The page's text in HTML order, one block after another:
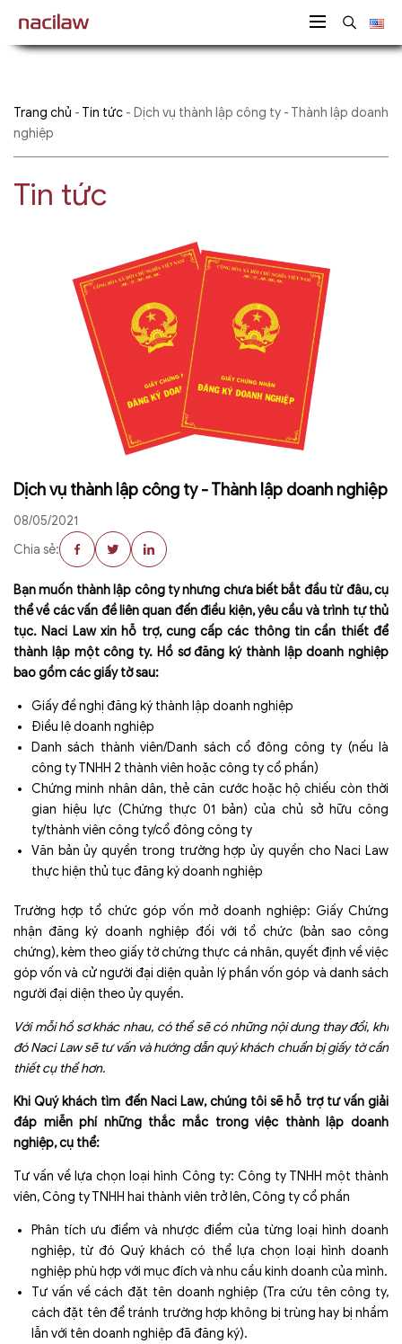
Trang chủ - Tin tức - Dịch vụ thành lập công ty - Thành lập doanh
nghiệp
Tin tức
Dịch vụ thành lập công ty - Thành lập doanh nghiệp
08/05/2021
Chia sẻ:
Bạn muốn thành lập công ty nhưng chưa biết bắt đầu từ đâu, cụ
thể về các vấn đề liên quan đến điều kiện, yêu cầu và trình tự thủ
tục. Naci Law xin hỗ trợ, cung cấp các thông tin cần thiết để
thành lập một công ty. Hồ sơ đăng ký thành lập doanh nghiệp
bao gồm các giấy tờ sau:
Giấy đề nghị đăng ký thành lập doanh nghiệp
Điều lệ doanh nghiệp
Danh sách thành viên/Danh sách cổ đông công ty (nếu là
công ty TNHH 2 thành viên hoặc công ty cổ phần)
Chứng minh nhân dân, thẻ căn cước hoặc hộ chiếu còn thời
gian hiệu lực (Chứng thực 01 bản) của chủ sở hữu công
ty/thành viên công ty/cổ đông công ty
Văn bản ủy quyền trong trường hợp ủy quyền cho Naci Law
thực hiện thủ tục đăng ký doanh nghiệp
Trường hợp tổ chức góp vốn mở doanh nghiệp: Giấy Chứng
nhận đăng ký doanh nghiệp đối với tổ chức (bản sao công
chứng), kèm theo giấy tờ chứng thực cá nhân, quyết định về việc
góp vốn và cử người đại diện quản lý phần vốn góp và danh sách
người đại diện theo ủy quyền.
Với mỗi hồ sơ khác nhau, có thể sẽ có những nội dung thay đổi, khi
đó Naci Law sẽ tư vấn và hướng dẫn quý khách chuẩn bị giấy tờ cần
thiết cụ thể hơn.
Khi Quý khách tìm đến Naci Law, chúng tôi sẽ hỗ trợ tư vấn giải
đáp miễn phí những thắc mắc trong việc thành lập doanh
nghiệp, cụ thể:
Tư vấn về lựa chọn loại hình Công ty: Công ty TNHH một thành
viên, Công ty TNHH hai thành viên trở lên, Công ty cổ phần
Phân tích ưu điểm và nhược điểm của từng loại hình doanh
nghiệp, từ đó Quý khách có thể lựa chọn loại hình doanh
nghiệp phù hợp với mục đích và nhu cầu kinh doanh của mình.
Tư vấn về cách đặt tên doanh nghiệp (Tra cứu tên công ty,
cách đặt tên để tránh trường hợp không bị trùng hay bị nhầm
lẫn với tên doanh nghiệp đã đăng ký).